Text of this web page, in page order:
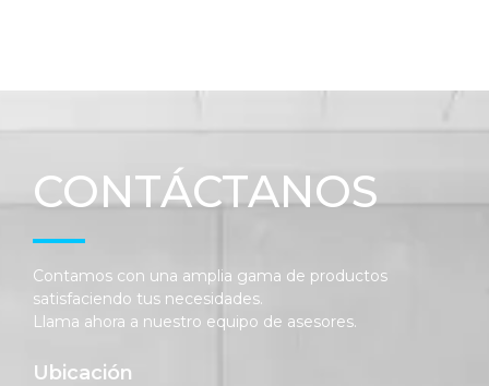
CONTÁCTANOS
Contamos con una amplia gama de productos
satisfaciendo tus necesidades.
Llama ahora a nuestro equipo de asesores.
Ubicación